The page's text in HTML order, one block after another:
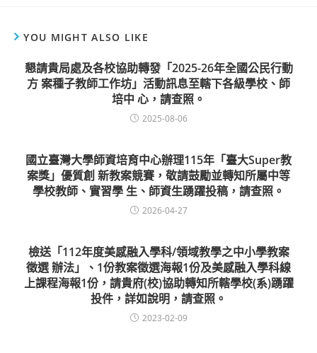
YOU MIGHT ALSO LIKE
懇請貴局處及各校協助轉發「2025-26年全國公民行動
方 案種子教師工作坊」活動訊息至轄下各級學校、師
培中 心，請查照。
2025-08-06
國立臺灣大學師資培育中心辦理115年「臺大Super教
案獎」優質創 新教案競賽，敬請鼓勵並轉知所屬中等
學校教師、實習學 生、師資生踴躍投稿，請查照。
2026-04-27
檢送「112年度美感融入學科/領域教學之中小學教案
徵選 辦法」、1份教案徵選海報1份及美感融入學科線
上課程海報1份，請貴府(校)協助轉知所轄學校(系)踴躍
投件，詳如說明，請查照。
2023-02-09